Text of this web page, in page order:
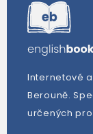
Internetové
Berouně.
určených